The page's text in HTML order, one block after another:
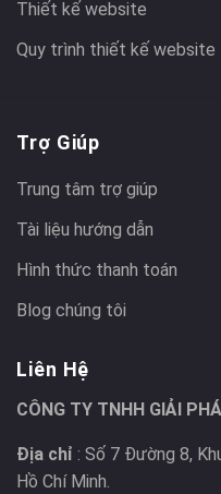
Thiết kế website
Quy trình thiết kế website
Trợ Giúp
Trung tâm trợ giúp
Tài liệu hướng dẫn
Hình thức thanh toán
Blog chúng tôi
Liên Hệ
CÔNG TY TNHH GIẢI
Địa chỉ : Số 7 Đường 8,
Hồ Chí Minh.